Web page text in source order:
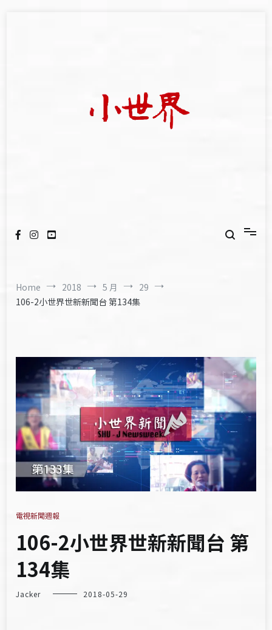
Home 2018 5 月
29
106-2小世界世新新聞台 第134集
電視新聞週報
106-2小世界世新新聞台 第
134集
Jacker 2018-05-29